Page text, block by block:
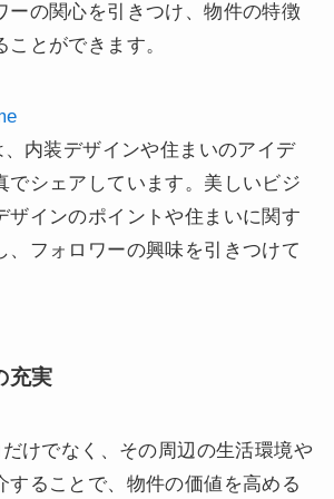
ーの関心を引きつけ、物件の特徴
とができます。
内装デザインや住まいのアイデ
でシェアしています。美しいビジ
ザインのポイントや住まいに関す
、フォロワーの興味を引きつけて
充実
けでなく、その周辺の生活環境や
することで、物件の価値を高める